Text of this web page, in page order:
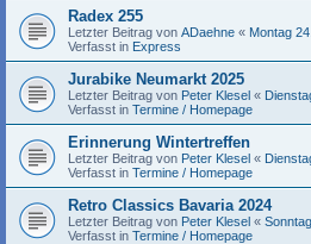
Radex 255
Letzter Beitrag von ADaehne « Montag
Verfasst in Express
Jurabike Neumarkt 2025
Letzter Beitrag von Peter Klesel «
Verfasst in Termine / Homepage
Erinnerung Wintertreffen
Letzter Beitrag von Peter Klesel «
Verfasst in Termine / Homepage
Retro Classics Bavaria 2024
Letzter Beitrag von Peter Klesel «
Verfasst in Termine / Homepage